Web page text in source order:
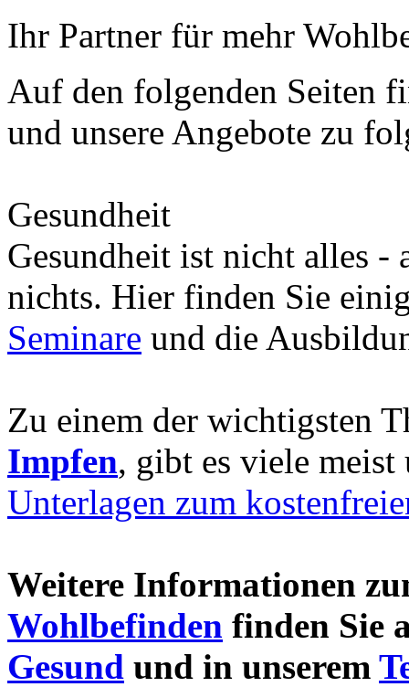
Ihr Partner für mehr
Auf den folgenden Seiten
und unsere Angebote zu
Gesundheit
Gesundheit ist nicht alles -
nichts. Hier finden Sie
Seminare und die
Zu einem der wichtigsten
Impfen, gibt es viele
Unterlagen zum
Weitere Informationen
Wohlbefinden finden Sie
Gesund und in unserem